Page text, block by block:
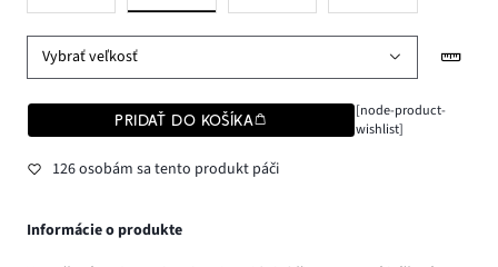
Vybrať veľkosť
PRIDAŤ DO KOŠÍKA
[node-product-
wishlist]
126 osobám sa tento produkt páči
Informácie o produkte